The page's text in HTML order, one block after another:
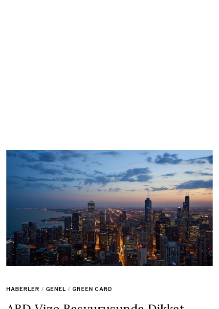
HABERLER / GENEL / GREEN CARD